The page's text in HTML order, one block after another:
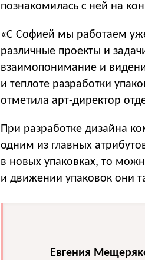
познакомилась с ней на
«С Софией мы работаем
различные проекты и
взаимопонимание и
и теплоте разработки
отметила арт-директор
При разработке дизайна
одним из главных
в новых упаковках, то
и движении упаковок они
Евгения